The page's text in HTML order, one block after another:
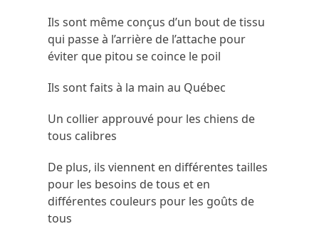
Ils sont même conçus d’un bout de tissu
qui passe à l’arrière de l’attache pour
éviter que pitou se coince le poil
Ils sont faits à la main au Québec
Un collier approuvé pour les chiens de
tous calibres
De plus, ils viennent en différentes tailles
pour les besoins de tous et en
différentes couleurs pour les goûts de
tous